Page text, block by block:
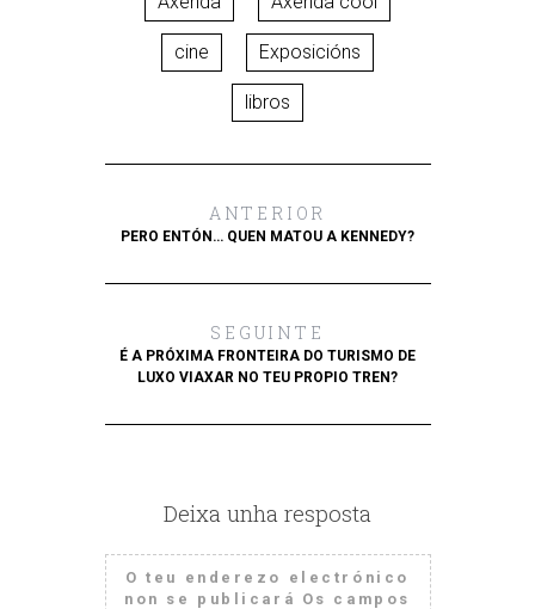
cine Exposicións
libros
ANTERIOR
PERO ENTÓN… QUEN MATOU A KENNEDY?
SEGUINTE
É A PRÓXIMA FRONTEIRA DO TURISMO DE
LUXO VIAXAR NO TEU PROPIO TREN?
Deixa unha resposta
O teu enderezo electrónico
non se publicará Os campos